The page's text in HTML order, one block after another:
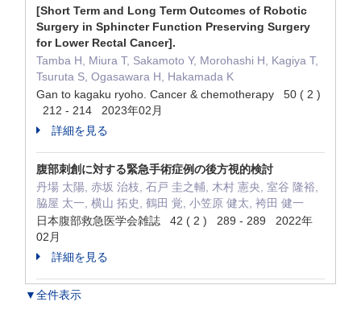
[Short Term and Long Term Outcomes of Robotic
Surgery in Sphincter Function Preserving Surgery
for Lower Rectal Cancer].
Tamba H, Miura T, Sakamoto Y, Morohashi H, Kagiya T,
Tsuruta S, Ogasawara H, Hakamada K
Gan to kagaku ryoho. Cancer & chemotherapy 50 ( 2 )
212 - 214 2023年02月
詳細を見る
腹部刺創に対する緊急手術症例の後方視的検討
丹場 太陽, 赤坂 治枝, 石戸 圭之輔, 木村 憲央, 室谷 隆裕,
脇屋 太一, 横山 拓史, 鶴田 覚, 小笠原 健太, 袴田 健一
日本腹部救急医学会雑誌 42 ( 2 ) 289 - 289 2022年
02月
詳細を見る
▼全件表示